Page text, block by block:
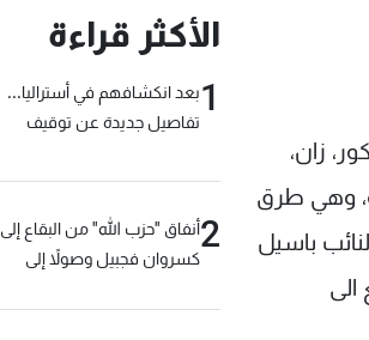
زان،
وهي طرق
منذ ذلك الوقت النائب باسيل
الى
الأكثر قراءة
1بعد انكشافهم في أستراليا...
تفاصيل جديدة عن توقيف
2أنفاق "حزب الله" من البقاع إلى
كسروان فجبيل وصولاً إلى